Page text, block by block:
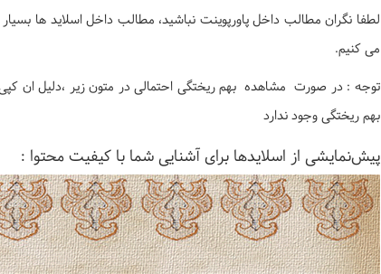
لطفا نگران مطالب داخل پاورپوینت نباشید، مطالب داخل اسلاید ها
می کنیم.
توجه : در صورت مشاهده بهم ریختگی احتمالی در متون زیر ،دلیل ان
بهم ریختگی وجود ندارد
پیش‌نمایشی از اسلایدها برای آشنایی شما با کیفیت محتوا :